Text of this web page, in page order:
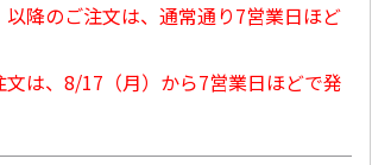
降のご注文は、通常通り7営業日ほど
は、8/17（月）から7営業日ほどで発